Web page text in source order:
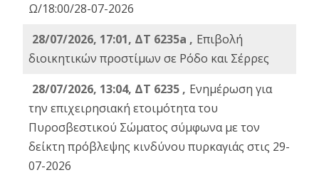
Ω/18:00/28-07-2026
28/07/2026, 17:01, ΔΤ 6235a , Eπιβολή
διοικητικών προστίμων σε Ρόδο και Σέρρες
28/07/2026, 13:04, ΔΤ 6235 , Ενημέρωση για
την επιχειρησιακή ετοιμότητα του
Πυροσβεστικού Σώματος σύμφωνα με τον
δείκτη πρόβλεψης κινδύνου πυρκαγιάς στις 29-
07-2026